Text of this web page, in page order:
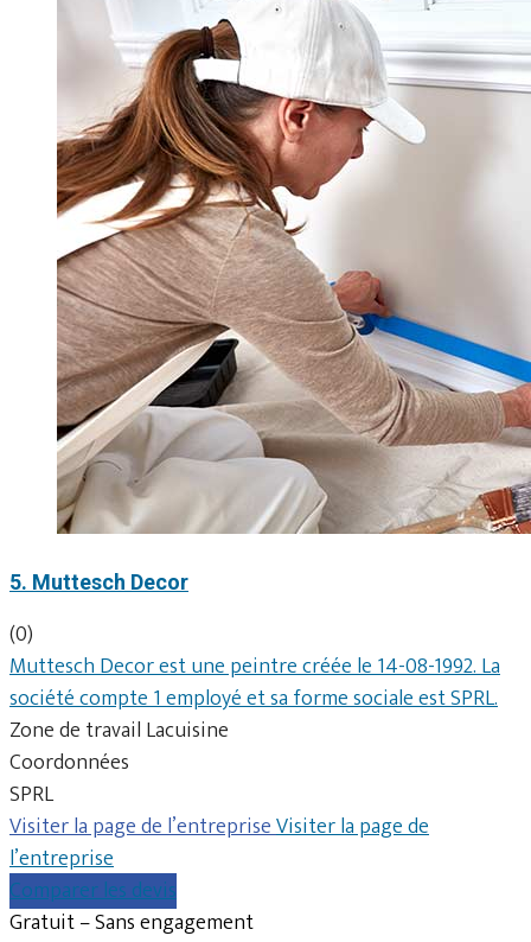
5. Muttesch Decor
(0)
Muttesch Decor est une peintre créée le 14-08-1992. La
société compte 1 employé et sa forme sociale est SPRL.
Zone de travail Lacuisine
Coordonnées
SPRL
Visiter la page de l’entrepriseVisiter la page de
l’entreprise
Comparer les devis
Gratuit – Sans engagement